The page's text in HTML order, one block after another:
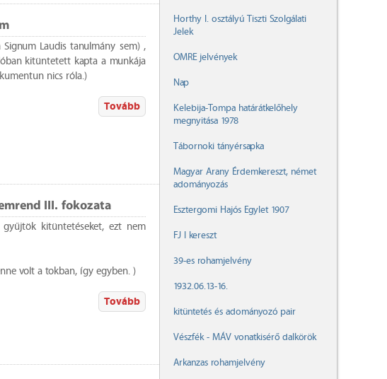
Laudis tanulmány sem) ,
kitüntetett kapta a munkája
nics róla.)
Tovább
III. fokozata
kitüntetéseket, ezt nem
volt a tokban, így egyben. )
Tovább
Horthy I. osztályú Tiszti Szolgálati
Jelek
OMRE jelvények
Nap
Kelebija-Tompa határátkelőhely
megnyitása 1978
Tábornoki tányérsapka
Magyar Arany Érdemkereszt, német
adományozás
Esztergomi Hajós Egylet 1907
FJ I kereszt
39-es rohamjelvény
1932.06.13-16.
kitüntetés és adományozó pair
Vészfék - MÁV vonatkisérő dalkörök
Arkanzas rohamjelvény